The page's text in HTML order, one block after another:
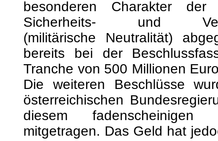
Die weiteren Beschlüsse
österreichischen
diesem fadenscheinigen
mitgetragen. Das Geld hat
(Verbindung), und so
insgesamt 150 Millionen Euro
gekauft, obwohl nur „nicht
Ausrüstungsgegenstände